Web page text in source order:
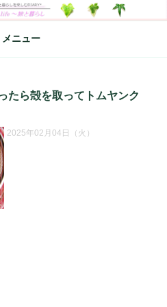
旅と暮らし
、シンプルライフ、楽しい暮らしなどを
あづさのDIARYです
メニュー
たら殻を取ってトムヤンク
2025年02月04日（火）